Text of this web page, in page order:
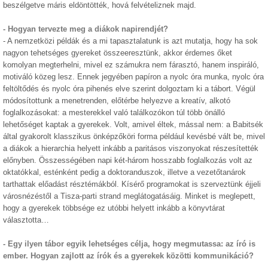
beszélgetve máris eldöntötték, hová felvételiznek majd.
- Hogyan tervezte meg a diákok napirendjét?
- A nemzetközi példák és a mi tapasztalatunk is azt mutatja, hogy ha sok
nagyon tehetséges gyereket összeeresztünk, akkor érdemes őket
komolyan megterhelni, mivel ez számukra nem fárasztó, hanem inspiráló,
motiváló közeg lesz. Ennek jegyében papíron a nyolc óra munka, nyolc óra
feltöltődés és nyolc óra pihenés elve szerint dolgoztam ki a tábort. Végül
módosítottunk a menetrenden, előtérbe helyezve a kreatív, alkotó
foglalkozásokat: a mesterekkel való találkozókon túl több önálló
lehetőséget kaptak a gyerekek. Volt, amivel éltek, mással nem: a Babitsék
által gyakorolt klasszikus önképzőköri forma például kevésbé vált be, mivel
a diákok a hierarchia helyett inkább a paritásos viszonyokat részesítették
előnyben. Összességében napi két-három hosszabb foglalkozás volt az
oktatókkal, esténként pedig a doktoranduszok, illetve a vezetőtanárok
tarthattak előadást résztémákból. Kísérő programokat is szerveztünk éjjeli
városnézéstől a Tisza-parti strand meglátogatásáig. Minket is meglepett,
hogy a gyerekek többsége ez utóbbi helyett inkább a könyvtárat
választotta…
- Egy ilyen tábor egyik lehetséges célja, hogy megmutassa: az író is
ember. Hogyan zajlott az írók és a gyerekek közötti kommunikáció?